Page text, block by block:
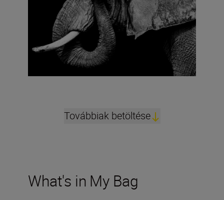
Továbbiak betöltése
What's in My Bag